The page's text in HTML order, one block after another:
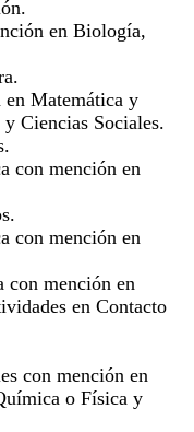
en Biología,
en Matemática y
Ciencias Sociales.
con mención en
con mención en
con mención en
en Contacto
con mención en
o Física y